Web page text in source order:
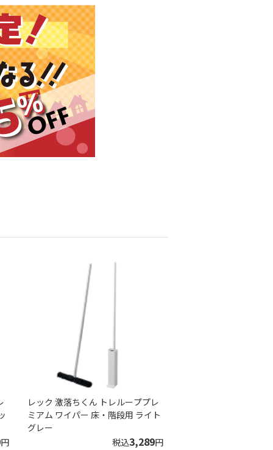
円
レック 激落ちくん トレループプレ
ミアム ワイパー 床・階段用 ライト
グレー
税込3,289円